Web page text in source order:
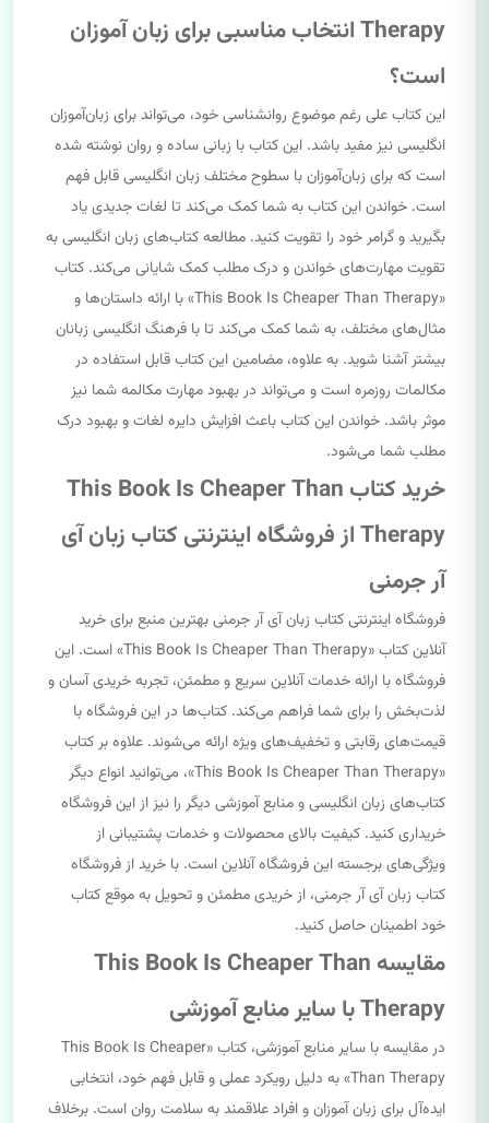
Therapy انتخاب مناسبی برای زبان آموزان
است؟
این کتاب علی رغم موضوع روانشناسی خود، می‌تواند برای زبان‌آموزان
انگلیسی نیز مفید باشد. این کتاب با زبانی ساده و روان نوشته شده
است که برای زبان‌آموزان با سطوح مختلف زبان انگلیسی قابل فهم
است. خواندن این کتاب به شما کمک می‌کند تا لغات جدیدی یاد
بگیرید و گرامر خود را تقویت کنید. مطالعه کتاب‌های زبان انگلیسی به
تقویت مهارت‌های خواندن و درک مطلب کمک شایانی می‌کند. کتاب
«This Book Is Cheaper Than Therapy» با ارائه داستان‌ها و
مثال‌های مختلف، به شما کمک می‌کند تا با فرهنگ انگلیسی زبانان
بیشتر آشنا شوید. به علاوه، مضامین این کتاب قابل استفاده در
مکالمات روزمره است و می‌تواند در بهبود مهارت مکالمه شما نیز
موثر باشد. خواندن این کتاب باعث افزایش دایره لغات و بهبود درک
مطلب شما می‌شود.
خرید کتاب This Book Is Cheaper Than
Therapy از فروشگاه اینترنتی کتاب زبان آی
آر جرمنی
فروشگاه اینترنتی کتاب زبان آی آر جرمنی بهترین منبع برای خرید
آنلاین کتاب «This Book Is Cheaper Than Therapy» است. این
فروشگاه با ارائه خدمات آنلاین سریع و مطمئن، تجربه خریدی آسان و
لذت‌بخش را برای شما فراهم می‌کند. کتاب‌ها در این فروشگاه با
قیمت‌های رقابتی و تخفیف‌های ویژه ارائه می‌شوند. علاوه بر کتاب
«This Book Is Cheaper Than Therapy»، می‌توانید انواع دیگر
کتاب‌های زبان انگلیسی و منابع آموزشی دیگر را نیز از این فروشگاه
خریداری کنید. کیفیت بالای محصولات و خدمات پشتیبانی از
ویژگی‌های برجسته این فروشگاه آنلاین است. با خرید از فروشگاه
کتاب زبان آی آر جرمنی، از خریدی مطمئن و تحویل به موقع کتاب
خود اطمینان حاصل کنید.
مقایسه This Book Is Cheaper Than
Therapy با سایر منابع آموزشی
در مقایسه با سایر منابع آموزشی، کتاب «This Book Is Cheaper
Than Therapy» به دلیل رویکرد عملی و قابل فهم خود، انتخابی
ایده‌آل برای زبان آموزان و افراد علاقمند به سلامت روان است. برخلاف